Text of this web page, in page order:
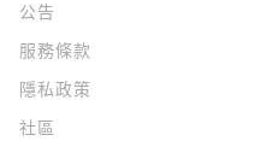
公告
服務條款
隱私政策
社區